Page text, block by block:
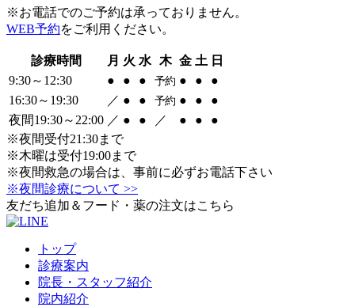
※お電話でのご予約は承っておりません。
WEB予約をご利用ください。
診療時間 月 火 水 木 金 土 日
9:30～12:30
● ● ● 予約 ● ●
●
16:30～19:30
／ ● ● 予約 ● ●
●
夜間19:30～22:00 ／ ● ● ／ ● ●
●
※夜間受付21:30まで
※木曜は受付19:00まで
※夜間救急の場合は、事前に必ずお電話下さい
※夜間診療について >>
友だち追加＆フード・薬の注文はこちら
トップ
診療案内
院長・スタッフ紹介
院内紹介